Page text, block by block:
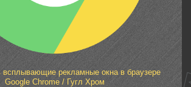
всплывающие рекламные окна в браузере
Google Chrome / Гугл Хром